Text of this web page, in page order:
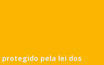
protegido pela lei dos